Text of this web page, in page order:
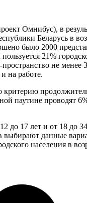
Омнибус), в
Беларусь в
было 2000
21%
не менее
на работе.
паутине проводят
до 17 лет и от 18 до
данные
населения в